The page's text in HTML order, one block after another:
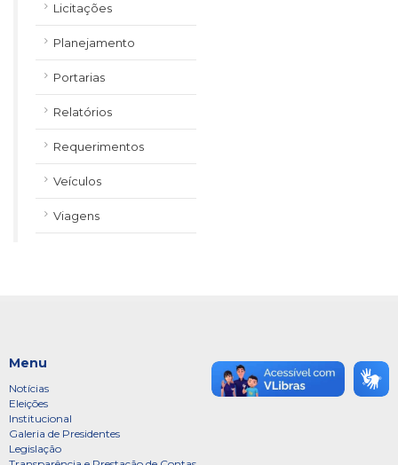
Licitações
Planejamento
Portarias
Relatórios
Requerimentos
Veículos
Viagens
Menu
Notícias
Eleições
Institucional
Galeria de Presidentes
Legislação